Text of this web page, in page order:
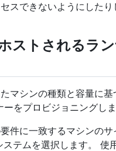
スできないようにしたり
ストされるラ
マシンの種類と容量に基
をプロビジョニングしま
件に一致するマシンの
ステムを選択します。 使